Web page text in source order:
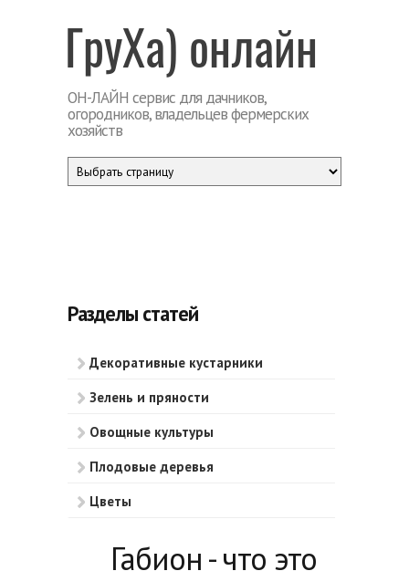
ГруХа
ОН-ЛАЙН сервис для дачников,
огородников, владельцев фермерских
хозяйств
Разделы статей
Декоративные кустарники
Зелень и пряности
Овощные культуры
Плодовые деревья
Цветы
Габион - что это